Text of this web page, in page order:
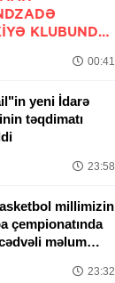
KLUBUNDA
00:41
yeni İdarə
təqdimatı
23:58
millimizin
çempionatında
məlum
23:32